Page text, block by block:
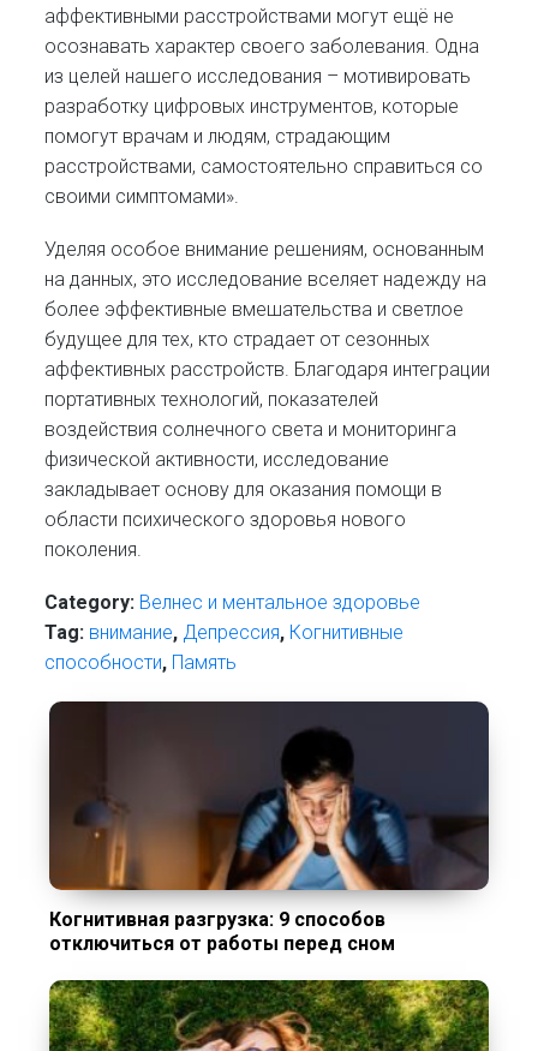
аффективными расстройствами могут ещё не
осознавать характер своего заболевания. Одна
из целей нашего исследования – мотивировать
разработку цифровых инструментов, которые
помогут врачам и людям, страдающим
расстройствами, самостоятельно справиться со
своими симптомами».
Уделяя особое внимание решениям, основанным
на данных, это исследование вселяет надежду на
более эффективные вмешательства и светлое
будущее для тех, кто страдает от сезонных
аффективных расстройств. Благодаря интеграции
портативных технологий, показателей
воздействия солнечного света и мониторинга
физической активности, исследование
закладывает основу для оказания помощи в
области психического здоровья нового
поколения.
Category: Велнес и ментальное здоровье
Tag: внимание, Депрессия, Когнитивные
способности, Память
Когнитивная разгрузка: 9 способов
отключиться от работы перед сном